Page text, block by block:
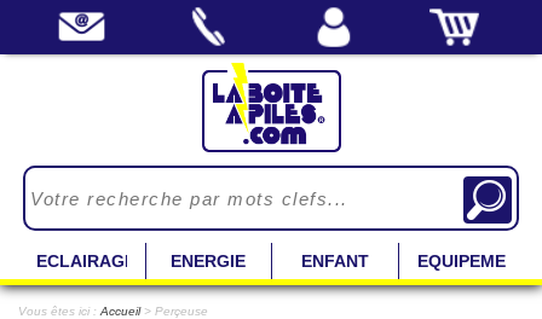
ECLAIRAGE ENERGIE ENFANT EQUIPEMENT
Vous êtes ici : Accueil> Perçeuse